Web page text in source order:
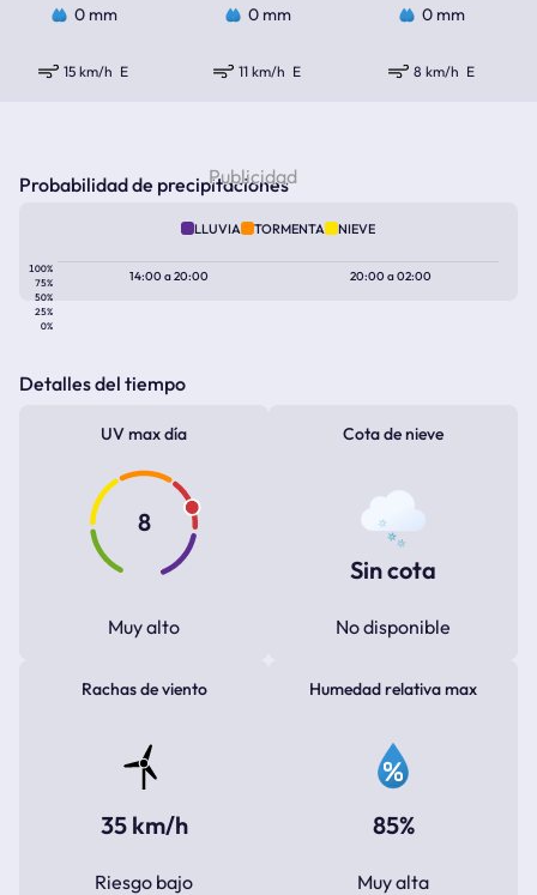
0 mm 0 mm 0 mm
15 km/h E 11 km/h E 8 km/h E
Probabilidad de precipitaciones
LLUVIA TORMENTA NIEVE
100%
75%
50%
25%
0%
14:00a20:00 20:00a02:00
Detalles del tiempo
UV max día
8
Muy alto
Cota de nieve
Sin cota
No disponible
Rachas de viento
35 km/h
Riesgo bajo
Humedad relativa max
85%
Muy alta